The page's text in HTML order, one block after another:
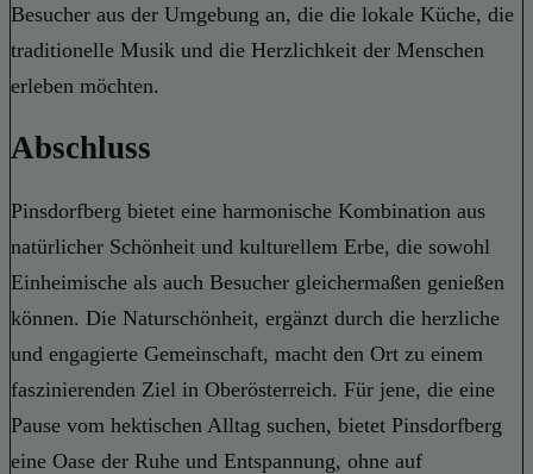
Besucher aus der Umgebung an, die die lokale Küche, die
traditionelle Musik und die Herzlichkeit der Menschen
erleben möchten.
Abschluss
Pinsdorfberg bietet eine harmonische Kombination aus
natürlicher Schönheit und kulturellem Erbe, die sowohl
Einheimische als auch Besucher gleichermaßen genießen
können. Die Naturschönheit, ergänzt durch die herzliche
und engagierte Gemeinschaft, macht den Ort zu einem
faszinierenden Ziel in Oberösterreich. Für jene, die eine
Pause vom hektischen Alltag suchen, bietet Pinsdorfberg
eine Oase der Ruhe und Entspannung, ohne auf